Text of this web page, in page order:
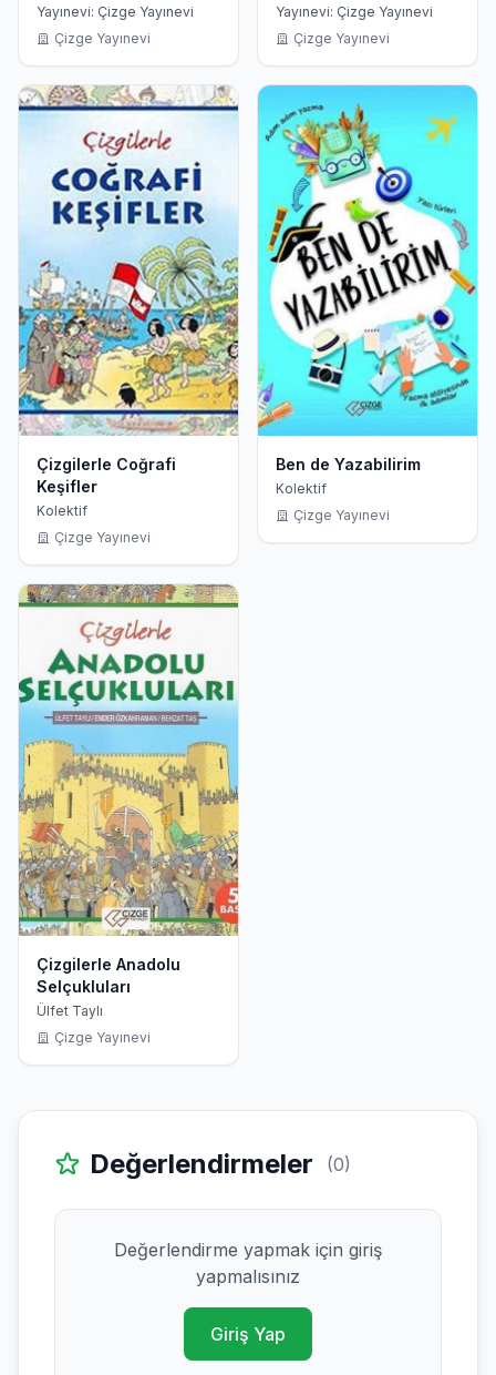
Yapıtaşları
Yayınevi: Çizge Yayınevi
Çizge Yayınevi
Yayınevi: Çizge Yayınevi
Çizge Yayınevi
Çizgilerle Coğrafi
Keşifler
Kolektif
Çizge Yayınevi
Ben de Yazabilirim
Kolektif
Çizge Yayınevi
Çizgilerle Anadolu
Selçukluları
Ülfet Taylı
Çizge Yayınevi
Değerlendirmeler (0)
Değerlendirme yapmak için giriş
yapmalısınız
Giriş Yap